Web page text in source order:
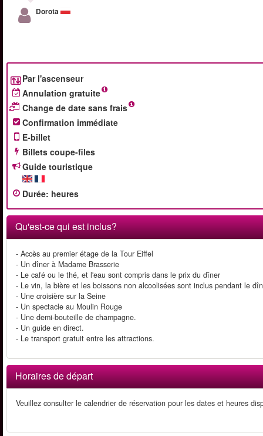
Dorota
Par l'ascenseur
Annulation gratuite
Change de date sans frais
Confirmation immédiate
E-billet
Billets coupe-files
Guide touristique
Durée: heures
Qu'est-ce qui est inclus?
- Accès au premier étage de la Tour Eiffel
- Un dîner à Madame Brasserie
- Le café ou le thé, et l'eau sont compris dans le prix du dîner
- Le vin, la bière et les boissons non alcoolisées sont inclus pendant le
- Une croisière sur la Seine
- Un spectacle au Moulin Rouge
- Une demi-bouteille de champagne.
- Un guide en direct.
- Le transport gratuit entre les attractions.
Horaires de départ
Veuillez consulter le calendrier de réservation pour les dates et heures